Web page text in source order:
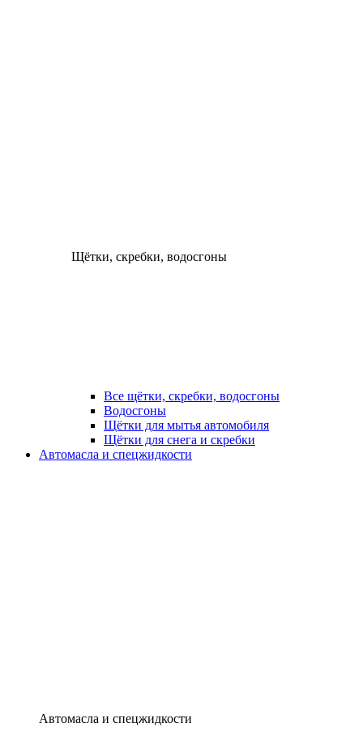
Щётки, скребки, водосгоны
Все щётки, скребки, водосгоны
Водосгоны
Щётки для мытья автомобиля
Щётки для снега и скребки
Автомасла и спецжидкости
Автомасла и спецжидкости